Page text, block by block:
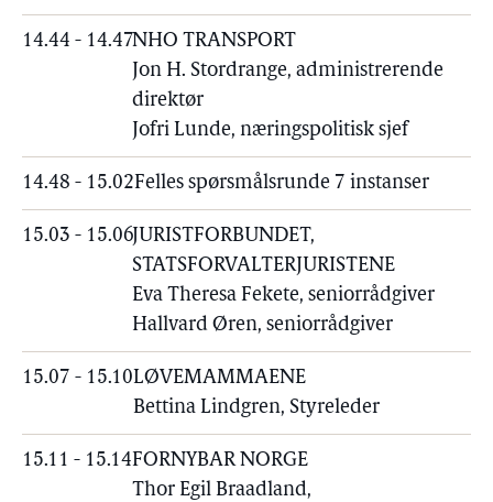
14.44 - 14.47NHO TRANSPORT
Jon H. Stordrange, administrerende
direktør
Jofri Lunde, næringspolitisk sjef
14.48 - 15.02Felles spørsmålsrunde 7 instanser
15.03 - 15.06JURISTFORBUNDET,
STATSFORVALTERJURISTENE
Eva Theresa Fekete, seniorrådgiver
Hallvard Øren, seniorrådgiver
15.07 - 15.10LØVEMAMMAENE
Bettina Lindgren, Styreleder
15.11 - 15.14FORNYBAR NORGE
Thor Egil Braadland,